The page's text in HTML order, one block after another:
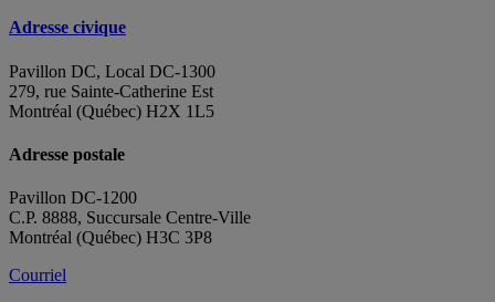
Adresse civique
Pavillon DC, Local DC-1300
279, rue Sainte-Catherine Est
Montréal (Québec) H2X 1L5
Adresse postale
Pavillon DC-1200
C.P. 8888, Succursale Centre-Ville
Montréal (Québec) H3C 3P8
Courriel